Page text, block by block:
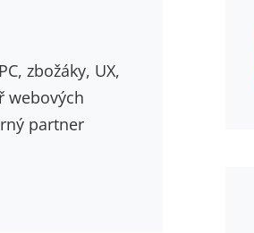
zbožáky, UX,
webových
partner